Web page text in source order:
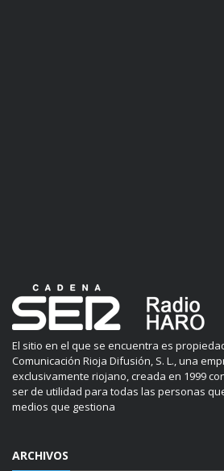
El sitio en el que se encuentra es
Comunicación Rioja Difusión, S. L., una
exclusivamente riojano, creada en 1999
ser de utilidad para todas las personas
medios que gestiona
ARCHIVOS